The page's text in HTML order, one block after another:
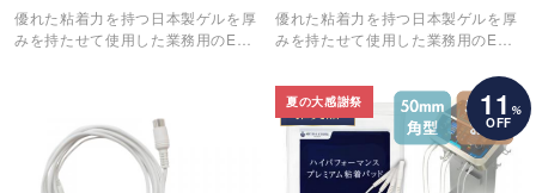
優れた粘着力を持つ日本製ゲルを厚
みを持たせて使用した業務用のEMS
優れた粘着力を持つ日本製ゲルを厚
みを持たせて使用した業務用のEMS
夏の大感謝祭 11 %
OFF